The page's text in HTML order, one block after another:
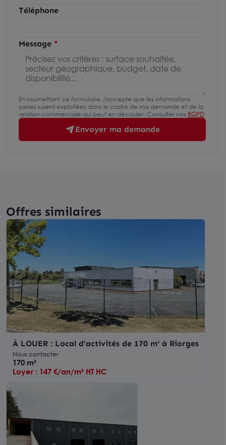
Téléphone
Message
En soumettant ce formulaire, j'accepte que les informations
saisies soient exploitées dans le cadre de ma demande et de la
relation commerciale qui peut en découler. Consulter nos RGPD
Envoyer ma demande
Offres similaires
À LOUER : Local d'activités de 170 m² à Riorges
Nous contacter
170 m²
Loyer : 147 €/an/m² HT HC